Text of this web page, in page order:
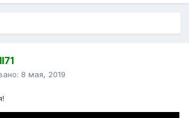
8 мая, 2019